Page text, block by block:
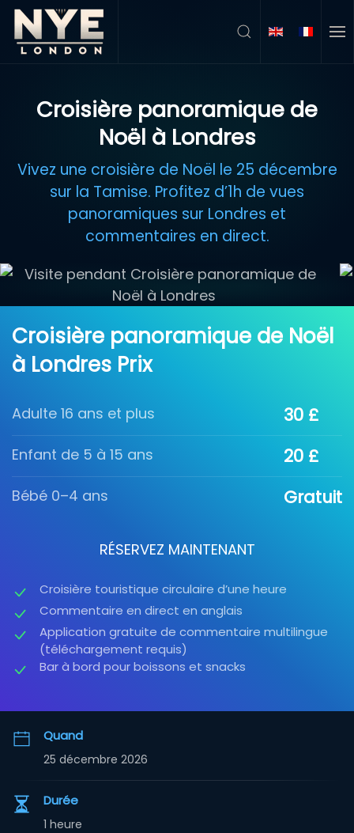
Accéder au contenu principal
Croisière panoramique de
Noël à Londres
Vivez une croisière de Noël le 25 décembre
sur la Tamise. Profitez d’1h de vues
panoramiques sur Londres et
commentaires en direct.
Croisière panoramique de Noël
à Londres Prix
Adulte 16 ans et plus 30 £
Enfant de 5 à 15 ans 20 £
Bébé 0–4 ans Gratuit
RÉSERVEZ MAINTENANT
Croisière touristique circulaire d’une heure
Commentaire en direct en anglais
Application gratuite de commentaire multilingue
(téléchargement requis)
Bar à bord pour boissons et snacks
Quand
25 décembre 2026
Durée
1 heure